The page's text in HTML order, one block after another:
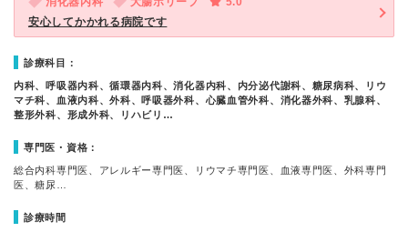
安心してかかれる病院です
診療科目：
内科、呼吸器内科、循環器内科、消化器内科、内分泌代謝科、糖尿病科、リウ
マチ科、血液内科、外科、呼吸器外科、心臓血管外科、消化器外科、乳腺科、
整形外科、形成外科、リハビリ…
専門医・資格：
総合内科専門医、アレルギー専門医、リウマチ専門医、血液専門医、外科専門
医、糖尿…
診療時間